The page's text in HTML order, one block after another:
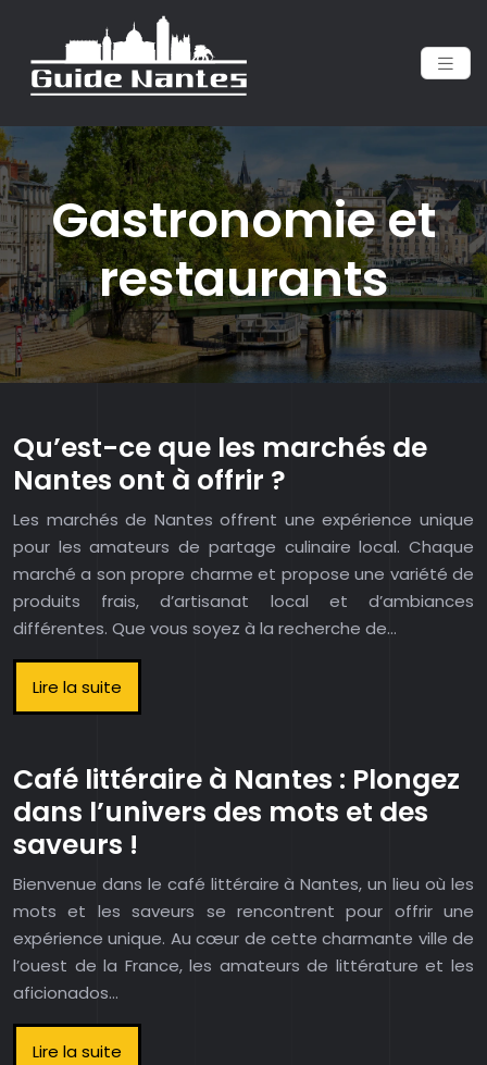
Gastronomie et
restaurants
Qu’est-ce que les marchés de
Nantes ont à offrir ?
Les marchés de Nantes offrent une expérience unique
pour les amateurs de partage culinaire local. Chaque
marché a son propre charme et propose une variété de
produits frais, d’artisanat local et d’ambiances
différentes. Que vous soyez à la recherche de…
Lire la suite
Café littéraire à Nantes : Plongez
dans l’univers des mots et des
saveurs !
Bienvenue dans le café littéraire à Nantes, un lieu où les
mots et les saveurs se rencontrent pour offrir une
expérience unique. Au cœur de cette charmante ville de
l’ouest de la France, les amateurs de littérature et les
aficionados…
Lire la suite